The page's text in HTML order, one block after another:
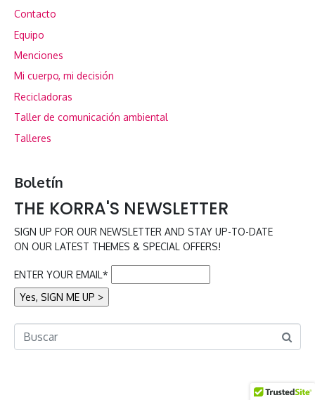
Contacto
Equipo
Menciones
Mi cuerpo, mi decisión
Recicladoras
Taller de comunicación ambiental
Talleres
Boletín
THE KORRA'S NEWSLETTER
SIGN UP FOR OUR NEWSLETTER AND STAY UP-TO-DATE
ON OUR LATEST THEMES & SPECIAL OFFERS!
ENTER YOUR EMAIL*